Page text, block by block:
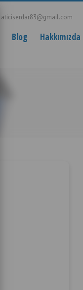
aticiserdar83@gmail.com
Blog Hakkımızda